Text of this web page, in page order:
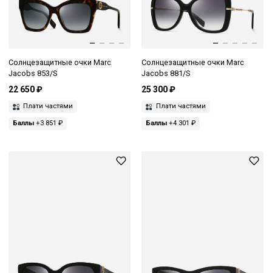
Солнцезащитные очки Marc
Jacobs 853/S
22 650 ₽
Плати частями
Баллы +3 851 ₽
Солнцезащитные очки Marc
Jacobs 881/S
25 300 ₽
Плати частями
Баллы+4 301 ₽